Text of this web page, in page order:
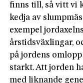
finns till, så vitt vi
kedja av
exempel
årstidsväxlingar,
på jordens
starkt. Att jorden
med liknande